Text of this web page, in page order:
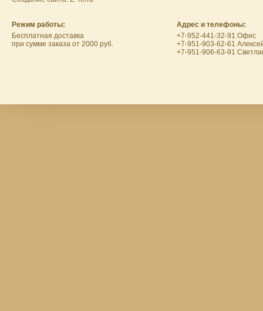
Режим работы:
Бесплатная доставка
при сумме заказа от 2000 руб.
Адрес и телефоны:
+7-952-441-32-91 Офис
+7-951-903-62-61
+7-951-906-63-91